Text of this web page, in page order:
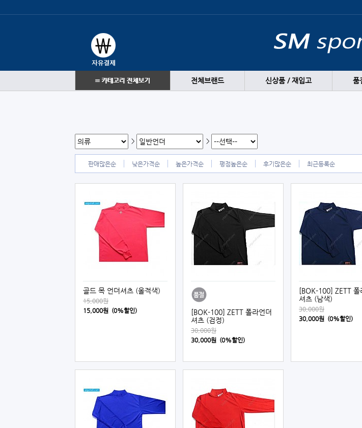
전체브랜드 신상품 / 재입고 품
> >
판매많은순 낮은가격순 높은가격순 평점높은순 후기많은순 최근등록순
골드 목 언더셔츠 (올적색)
15,000원
15,000원 (0%할인)
[BOK-100] ZETT 폴라언더
셔츠 (검정)
30,000원
30,000원 (0%할인)
[BOK-100] ZETT 폴
셔츠 (남색)
30,000원
30,000원 (0%할인)